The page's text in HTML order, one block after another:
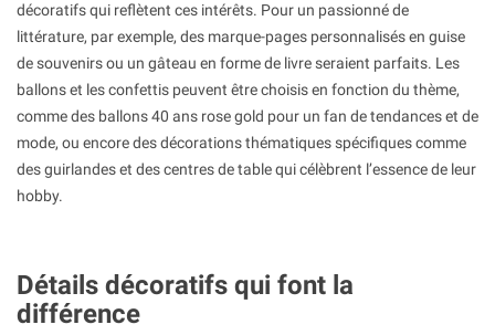
décoratifs qui reflètent ces intérêts. Pour un passionné de
littérature, par exemple, des marque-pages personnalisés en guise
de souvenirs ou un gâteau en forme de livre seraient parfaits. Les
ballons et les confettis peuvent être choisis en fonction du thème,
comme des ballons 40 ans rose gold pour un fan de tendances et de
mode, ou encore des décorations thématiques spécifiques comme
des guirlandes et des centres de table qui célèbrent l’essence de leur
hobby.
Détails décoratifs qui font la
différence